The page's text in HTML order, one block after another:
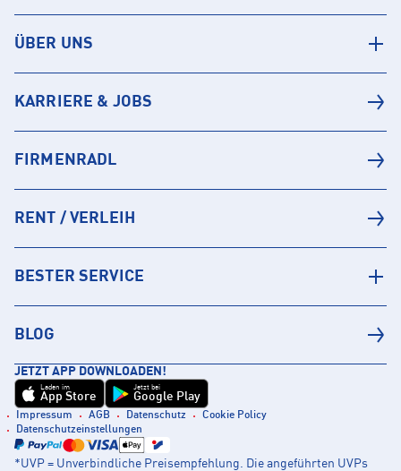
ÜBER UNS
KARRIERE & JOBS
FIRMENRADL
RENT / VERLEIH
BESTER SERVICE
BLOG
JETZT APP DOWNLOADEN!
Laden im
App Store
Jetzt bei
Google Play
Impressum AGB Datenschutz
Cookie Policy
Datenschutzeinstellungen
*UVP = Unverbindliche Preisempfehlung. Die angeführten UVPs